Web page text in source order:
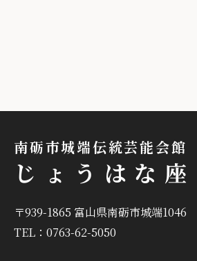
南砺市城端伝統芸能会館
じょうはな座
〒939-1865 富山県南砺市城端1046
TEL：0763-62-5050